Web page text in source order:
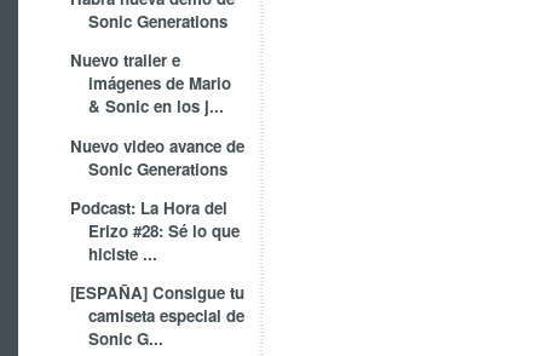
Sonic Generations
Nuevo trailer e
imágenes de Mario
& Sonic en los j...
Nuevo video avance de
Sonic Generations
Podcast: La Hora del
Erizo #28: Sé lo que
hiciste ...
[ESPAÑA] Consigue tu
camiseta especial de
Sonic G...